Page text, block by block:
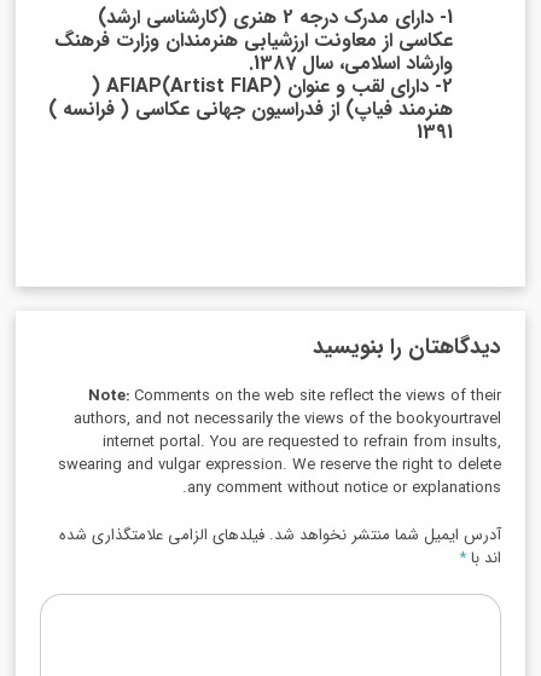
1- دارای مدرک درجه 2 هنری (کارشناسی ارشد)
عکاسی از معاونت ارزشیابی هنرمندان وزارت فرهنگ
وارشاد اسلامی، سال 1387.
2- دارای لقب و عنوان AFIAP(Artist FIAP) (
هنرمند فیاپ) از فدراسیون جهانی عکاسی ( فرانسه )
1391
دیدگاهتان را بنویسید
Note:Comments on the web site reflect the views of their
authors, and not necessarily the views of the bookyourtravel
internet portal. You are requested to refrain from insults,
swearing and vulgar expression. We reserve the right to delete
any comment without notice or explanations.
آدرس ایمیل شما منتشر نخواهد شد. فیلدهای الزامی علامتگذاری شده
اند با*